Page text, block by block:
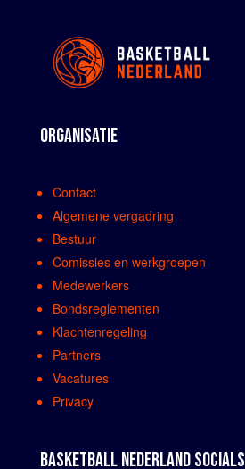
ORGANISATIE
Contact
Algemene vergadring
Bestuur
Comissies en werkgroepen
Medewerkers
Bondsreglementen
Klachtenregeling
Partners
Vacatures
Privacy
BASKETBALL NEDERLAND SOCIALS